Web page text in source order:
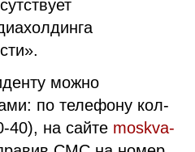
можно
по телефону кол-
40), на сайте moskva-